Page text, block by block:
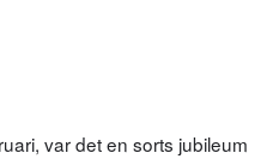
var det en sorts jubileum